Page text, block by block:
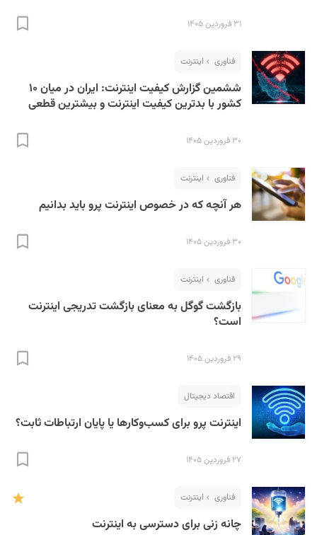
۳۱ فروردین ۱۴۰۵
فناوری اینترنت
ششمین گزارش کیفیت اینترنت: ایران در میان ۱۰
کشور با بدترین کیفیت اینترنت و بیشترین قطعی
۳۰ فروردین ۱۴۰۵
فناوری اینترنت
هر آنچه که در خصوص اینترنت پرو باید بدانیم
۳۰ فروردین ۱۴۰۵
فناوری اینترنت
بازگشت گوگل به معنای بازگشت تدریجی اینترنت
است؟
۲۹ فروردین ۱۴۰۵
اقتصاد دیجیتال
اینترنت پرو برای کسب‌وکارها یا پایان ارتباطات ثابت؟
۲۷ فروردین ۱۴۰۵
فناوری اینترنت
چانه زنی برای دسترسی به اینترنت